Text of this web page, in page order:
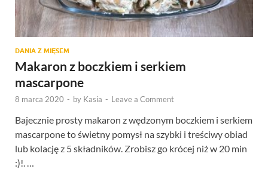
DANIA Z MIĘSEM
Makaron z boczkiem i serkiem
mascarpone
8 marca 2020 - by Kasia - Leave a Comment
Bajecznie prosty makaron z wędzonym boczkiem i serkiem
mascarpone to świetny pomysł na szybki i treściwy obiad
lub kolację z 5 składników. Zrobisz go krócej niż w 20 min
:)!. …